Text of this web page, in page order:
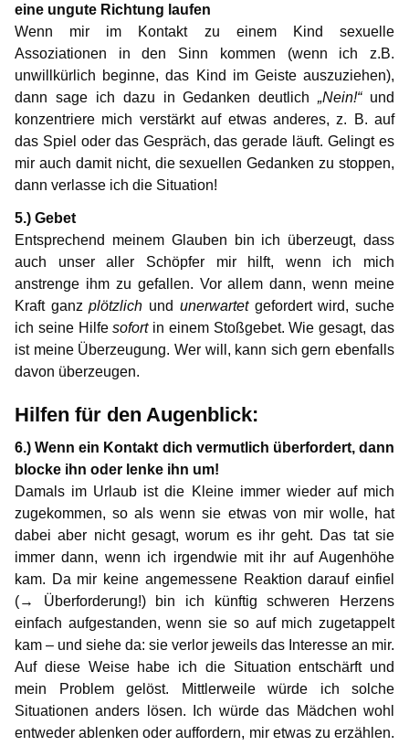
eine ungute Richtung laufen
Wenn mir im Kontakt zu einem Kind sexuelle
Assoziationen in den Sinn kommen (wenn ich z.B.
unwillkürlich beginne, das Kind im Geiste auszuziehen),
dann sage ich dazu in Gedanken deutlich„Nein!“und
konzentriere mich verstärkt auf etwas anderes, z. B. auf
das Spiel oder das Gespräch, das gerade läuft. Gelingt es
mir auch damit nicht, die sexuellen Gedanken zu stoppen,
dann verlasse ich die Situation!
5.) Gebet
Entsprechend meinem Glauben bin ich überzeugt, dass
auch unser aller Schöpfer mir hilft, wenn ich mich
anstrenge ihm zu gefallen. Vor allem dann, wenn meine
Kraft ganzplötzlich und unerwartetgefordert wird, suche
ich seine Hilfesofortin einem Stoßgebet. Wie gesagt, das
ist meine Überzeugung. Wer will, kann sich gern ebenfalls
davon überzeugen.
Hilfen für den Augenblick:
6.) Wenn ein Kontakt dich vermutlich überfordert, dann
blocke ihn oder lenke ihn um!
Damals im Urlaub ist die Kleine immer wieder auf mich
zugekommen, so als wenn sie etwas von mir wolle, hat
dabei aber nicht gesagt, worum es ihr geht. Das tat sie
immer dann, wenn ich irgendwie mit ihr auf Augenhöhe
kam. Da mir keine angemessene Reaktion darauf einfiel
(→ Überforderung!) bin ich künftig schweren Herzens
einfach aufgestanden, wenn sie so auf mich zugetappelt
kam – und siehe da: sie verlor jeweils das Interesse an mir.
Auf diese Weise habe ich die Situation entschärft und
mein Problem gelöst. Mittlerweile würde ich solche
Situationen anders lösen. Ich würde das Mädchen wohl
entweder ablenken oder auffordern, mir etwas zu erzählen.